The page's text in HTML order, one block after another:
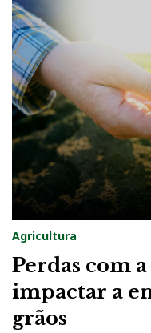
Agricultura
Perdas com
impactar a
grãos